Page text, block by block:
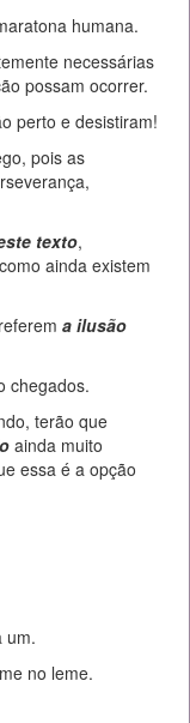
humana.
necessárias
possam ocorrer.
perto e desistiram!
pois as
texto,
ainda existem
a ilusão
chegados.
terão que
ainda muito
essa é a opção
um.
no leme.